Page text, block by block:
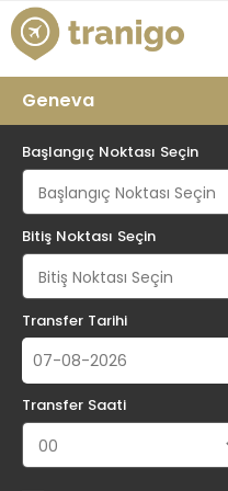
Geneva
Başlangıç Noktası Seçin
Bitiş Noktası Seçin
Transfer Tarihi
Transfer Saati